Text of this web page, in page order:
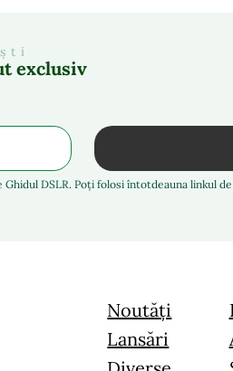
exclusiv
DSLR. Poți folosi întotdeauna linkul
Noutăți
Lansări